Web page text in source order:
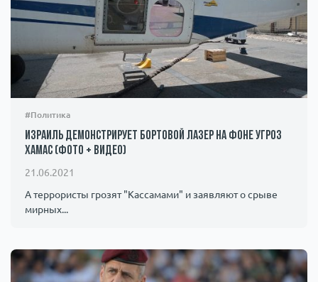
#Политика
Израиль демонстрирует бортовой лазер на фоне угроз
ХАМАС (фото + видео)
21.06.2021
А террористы грозят "Кассамами" и заявляют о срыве
мирных...